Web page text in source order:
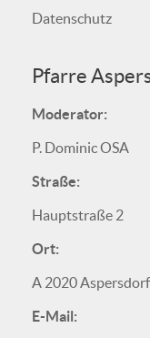
Datenschutz
Pfarre
Moderator:
P. Dominic OSA
Straße:
Hauptstraße 2
Ort:
A 2020 Aspersdorf
E-Mail: